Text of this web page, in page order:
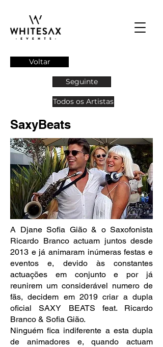
Voltar
Seguinte
Todos os Artistas
SaxyBeats
A Djane Sofia Gião & o Saxofonista
Ricardo Branco actuam juntos desde
2013 e já animaram inúmeras festas e
eventos e, devido às constantes
actuações em conjunto e por já
reunirem um considerável numero de
fãs, decidem em 2019 criar a dupla
oficial SAXY BEATS feat. Ricardo
Branco & Sofia Gião.
Ninguém fica indiferente a esta dupla
de animadores e, quando actuam